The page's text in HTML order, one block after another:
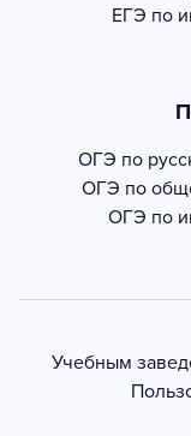
ЕГЭ по
ОГЭ по
ОГЭ по
ОГЭ по
Учебным